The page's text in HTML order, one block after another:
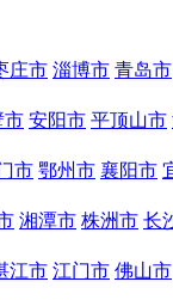
庄市 淄博市 青岛市
市 安阳市 平顶山市
市 鄂州市 襄阳市
湘潭市 株洲市 长
江市 江门市 佛山市